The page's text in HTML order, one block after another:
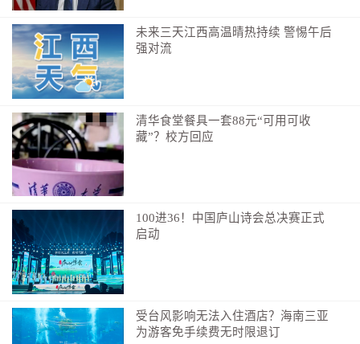
▲队员参观纪念馆，学习长征精神
未来三天江西高温晴热持续 警惕午后
强对流
清华食堂餐具一套88元“可用可收
藏”？校方回应
100进36！中国庐山诗会总决赛正式
启动
受台风影响无法入住酒店？海南三亚
为游客免手续费无时限退订